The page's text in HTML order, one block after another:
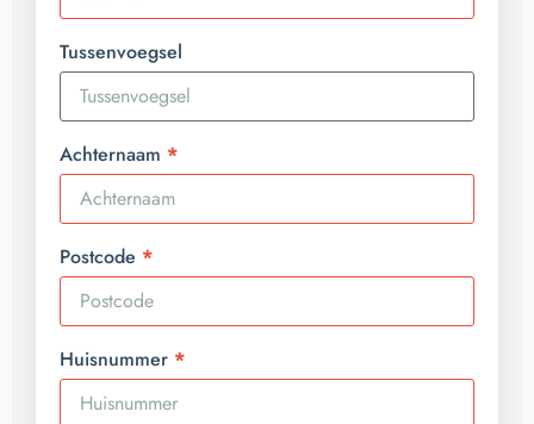
Tussenvoegsel
Achternaam
Postcode
Huisnummer